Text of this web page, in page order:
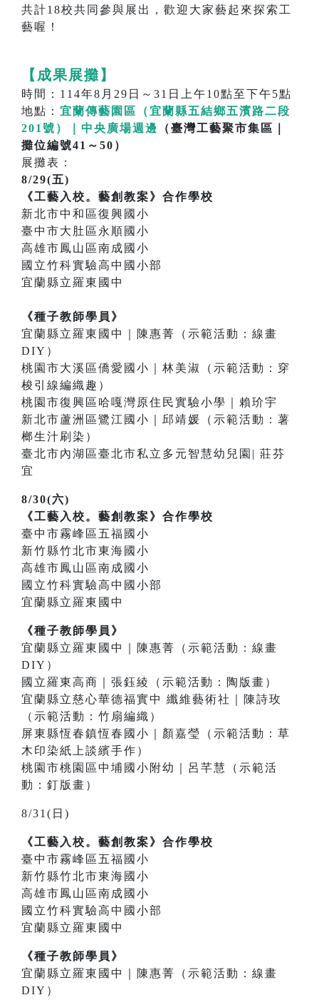
共計18校共同參與展出，歡迎大家藝起來探索工
藝喔！
【成果展攤】
時間：114年8月29日～31日上午10點至下午5點
地點： 宜蘭傳藝園區（宜蘭縣五結鄉五濱路二段
201號）｜中央廣場週邊
（臺灣工藝聚市集區｜
攤位編號41～50）
展攤表：
8/29(五)
《工藝入校。藝創教案》合作學校
新北市中和區復興國小
臺中市大肚區永順國小
高雄市鳳山區南成國小
國立竹科實驗高中國小部
宜蘭縣立羅東國中
《種子教師學員》
宜蘭縣立羅東國中｜陳惠菁（示範活動：線畫
DIY）
桃園市大溪區僑愛國小｜林美淑（示範活動：穿
梭引線編織趣）
桃園市復興區哈嘎灣原住民實驗小學｜賴玠宇
新北市蘆洲區鷺江國小｜邱靖媛（示範活動：薯
榔生汁刷染）
臺北市內湖區臺北市私立多元智慧幼兒園| 莊芬
宜
8/30(六)
《工藝入校。藝創教案》合作學校
臺中市霧峰區五福國小
新竹縣竹北市東海國小
高雄市鳳山區南成國小
國立竹科實驗高中國小部
宜蘭縣立羅東國中
《種子教師學員》
宜蘭縣立羅東國中｜陳惠菁（示範活動：線畫
DIY）
國立羅東高商｜張鈺綾（示範活動：陶版畫）
宜蘭縣立慈心華德福實中 纖維藝術社｜陳詩玫
（示範活動：竹扇編織）
屏東縣恆春鎮恆春國小｜顏嘉瑩（示範活動：草
木印染紙上談繽手作）
桃園市桃園區中埔國小附幼｜呂芊慧（示範活
動：釘版畫）
8/31(日)
《工藝入校。藝創教案》合作學校
臺中市霧峰區五福國小
新竹縣竹北市東海國小
高雄市鳳山區南成國小
國立竹科實驗高中國小部
宜蘭縣立羅東國中
《種子教師學員》
宜蘭縣立羅東國中｜陳惠菁（示範活動：線畫
DIY）